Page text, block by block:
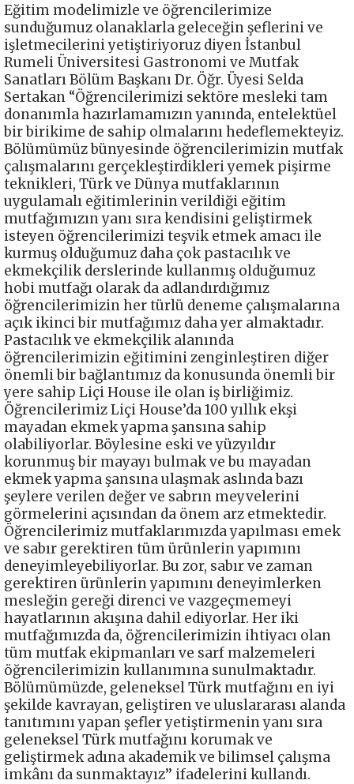
Eğitim modelimizle ve öğrencilerimize
sunduğumuz olanaklarla geleceğin şeflerini ve
işletmecilerini yetiştiriyoruz diyen İstanbul
Rumeli Üniversitesi Gastronomi ve Mutfak
Sanatları Bölüm Başkanı Dr. Öğr. Üyesi Selda
Sertakan “Öğrencilerimizi sektöre mesleki tam
donanımla hazırlamamızın yanında, entelektüel
bir birikime de sahip olmalarını hedeflemekteyiz.
Bölümümüz bünyesinde öğrencilerimizin mutfak
çalışmalarını gerçekleştirdikleri yemek pişirme
teknikleri, Türk ve Dünya mutfaklarının
uygulamalı eğitimlerinin verildiği eğitim
mutfağımızın yanı sıra kendisini geliştirmek
isteyen öğrencilerimizi teşvik etmek amacı ile
kurmuş olduğumuz daha çok pastacılık ve
ekmekçilik derslerinde kullanmış olduğumuz
hobi mutfağı olarak da adlandırdığımız
öğrencilerimizin her türlü deneme çalışmalarına
açık ikinci bir mutfağımız daha yer almaktadır.
Pastacılık ve ekmekçilik alanında
öğrencilerimizin eğitimini zenginleştiren diğer
önemli bir bağlantımız da konusunda önemli bir
yere sahip Liçi House ile olan iş birliğimiz.
Öğrencilerimiz Liçi House’da 100 yıllık ekşi
mayadan ekmek yapma şansına sahip
olabiliyorlar. Böylesine eski ve yüzyıldır
korunmuş bir mayayı bulmak ve bu mayadan
ekmek yapma şansına ulaşmak aslında bazı
şeylere verilen değer ve sabrın meyvelerini
görmelerini açısından da önem arz etmektedir.
Öğrencilerimiz mutfaklarımızda yapılması emek
ve sabır gerektiren tüm ürünlerin yapımını
deneyimleyebiliyorlar. Bu zor, sabır ve zaman
gerektiren ürünlerin yapımını deneyimlerken
mesleğin gereği direnci ve vazgeçmemeyi
hayatlarının akışına dahil ediyorlar. Her iki
mutfağımızda da, öğrencilerimizin ihtiyacı olan
tüm mutfak ekipmanları ve sarf malzemeleri
öğrencilerimizin kullanımına sunulmaktadır.
Bölümümüzde, geleneksel Türk mutfağını en iyi
şekilde kavrayan, geliştiren ve uluslararası alanda
tanıtımını yapan şefler yetiştirmenin yanı sıra
geleneksel Türk mutfağını korumak ve
geliştirmek adına akademik ve bilimsel çalışma
imkânı da sunmaktayız’’ ifadelerini kullandı.